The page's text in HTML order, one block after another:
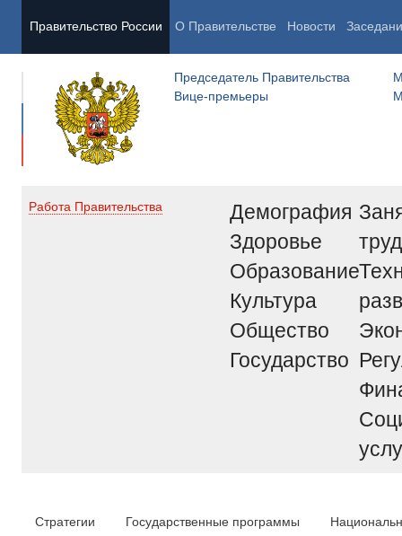
Правительство России О Правительстве Новости
Председатель Правительства
Вице-премьеры
Работа Правительства
Демография
Здоровье
Образование
Культура
Общество
Государство
труд
Стратегии Государственные программы